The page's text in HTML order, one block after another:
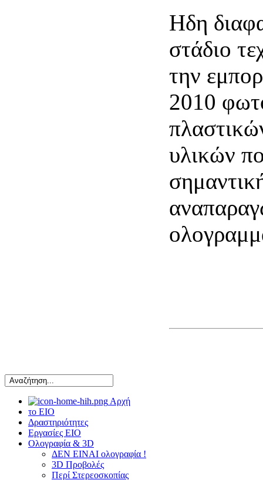
Ηδη
στάδιο
την
2010
υλικών
Αρχή
το ΕΙΟ
Δραστηριότητες
Εργασίες ΕΙΟ
Ολογραφία & 3D
ΔΕΝ ΕΙΝΑΙ ολογραφία !
3D Προβολές
Περί Στερεοσκοπίας